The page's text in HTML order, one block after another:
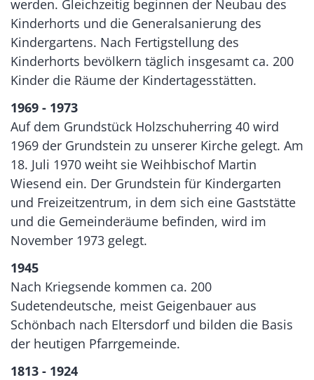
werden. Gleichzeitig beginnen der Neubau des
Kinderhorts und die Generalsanierung des
Kindergartens. Nach Fertigstellung des
Kinderhorts bevölkern täglich insgesamt ca. 200
Kinder die Räume der Kindertagesstätten.
1969 - 1973
Auf dem Grundstück Holzschuherring 40 wird
1969 der Grundstein zu unserer Kirche gelegt. Am
18. Juli 1970 weiht sie Weihbischof Martin
Wiesend ein. Der Grundstein für Kindergarten
und Freizeitzentrum, in dem sich eine Gaststätte
und die Gemeinderäume befinden, wird im
November 1973 gelegt.
1945
Nach Kriegsende kommen ca. 200
Sudetendeutsche, meist Geigenbauer aus
Schönbach nach Eltersdorf und bilden die Basis
der heutigen Pfarrgemeinde.
1813 - 1924